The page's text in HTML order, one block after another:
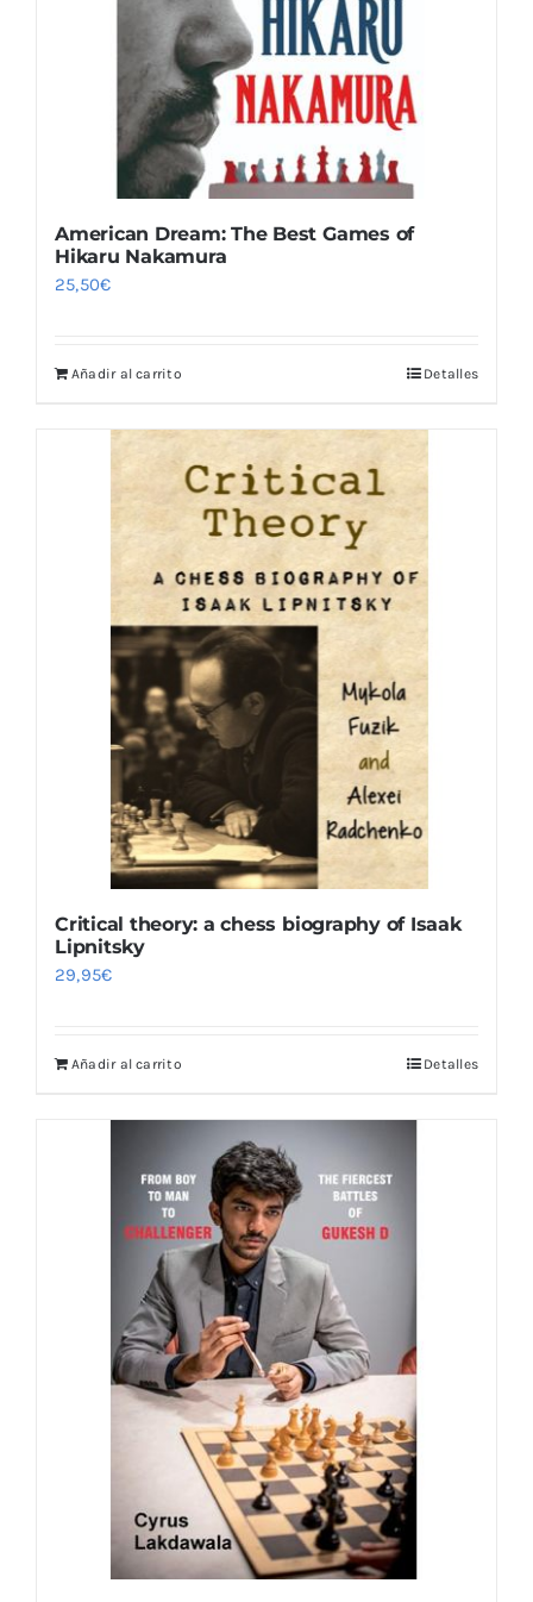
American Dream: The Best Games of
Hikaru Nakamura
25,50€
Añadir al carrito Detalles
Critical theory: a chess biography of Isaak
Lipnitsky
29,95€
Añadir al carrito Detalles